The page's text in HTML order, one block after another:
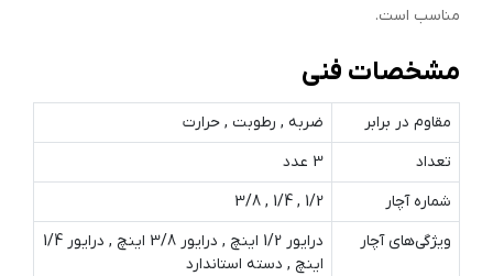
مناسب است.
مشخصات فنی
مقاوم در برابر
ضربه , رطوبت , حرارت
تعداد
3 عدد
شماره آچار
1/2 , 1/4 , 3/8
ویژگی‌های آچار
درایور 1/2 اینچ , درایور 3/8 اینچ , درایور 1/4
اینچ , دسته استاندارد